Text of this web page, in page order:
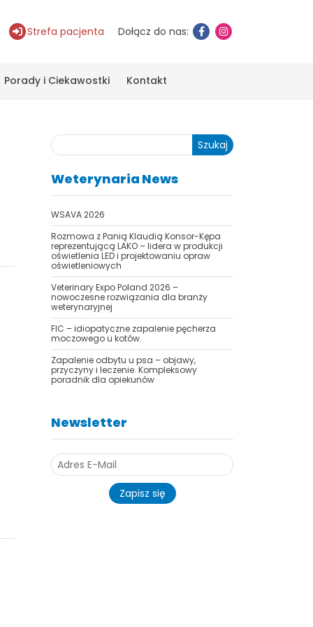
Strefa pacjenta Dołącz do nas:
Porady i Ciekawostki Kontakt
Szukaj
Weterynaria News
WSAVA 2026
Rozmowa z Panią Klaudią Konsor-Kępa
reprezentującą LAKO – lidera w produkcji
oświetlenia LED i projektowaniu opraw
oświetleniowych
Veterinary Expo Poland 2026 –
nowoczesne rozwiązania dla branży
weterynaryjnej
FIC – idiopatyczne zapalenie pęcherza
moczowego u kotów.
Zapalenie odbytu u psa – objawy,
przyczyny i leczenie. Kompleksowy
poradnik dla opiekunów
Newsletter
Zapisz się